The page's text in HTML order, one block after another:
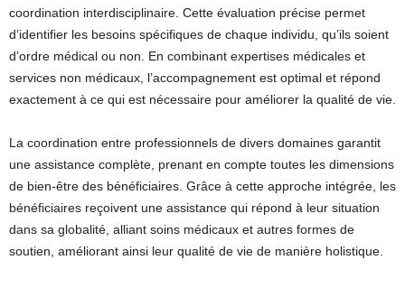
coordination interdisciplinaire. Cette évaluation précise permet
d’identifier les besoins spécifiques de chaque individu, qu’ils soient
d’ordre médical ou non. En combinant expertises médicales et
services non médicaux, l’accompagnement est optimal et répond
exactement à ce qui est nécessaire pour améliorer la qualité de vie.
La coordination entre professionnels de divers domaines garantit
une assistance complète, prenant en compte toutes les dimensions
de bien-être des bénéficiaires. Grâce à cette approche intégrée, les
bénéficiaires reçoivent une assistance qui répond à leur situation
dans sa globalité, alliant soins médicaux et autres formes de
soutien, améliorant ainsi leur qualité de vie de manière holistique.